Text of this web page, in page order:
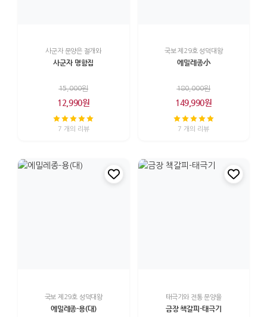
사군자 문양은 절개와
사군자 명함집
15,000원
12,990원
7 개의 리뷰
국보 제29호 성덕대왕
에밀레종小
180,000원
149,990원
7 개의 리뷰
국보 제29호 성덕대왕
에밀레종-용(대)
태극기와 전통 문양을
금장 책갈피-태극기